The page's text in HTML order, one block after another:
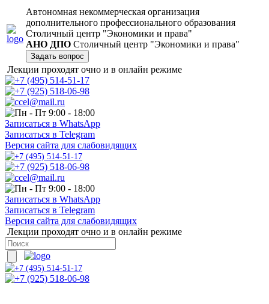
Автономная некоммерческая организация
дополнительного профессионального образования
Столичный центр "Экономики и права"
АНО ДПО Столичный центр "Экономики и права"
Задать вопрос
Лекции проходят очно и в онлайн режиме
+7 (495) 514-51-17
+7 (925) 518-06-98
ccel@mail.ru
Пн - Пт 9:00 - 18:00
Записаться в WhatsApp
Записаться в Telegram
Версия сайта для слабовидящих
+7 (495) 514-51-17
+7 (925) 518-06-98
ccel@mail.ru
Пн - Пт 9:00 - 18:00
Записаться в WhatsApp
Записаться в Telegram
Версия сайта для слабовидящих
Лекции проходят очно и в онлайн режиме
+7 (495) 514-51-17
+7 (925) 518-06-98